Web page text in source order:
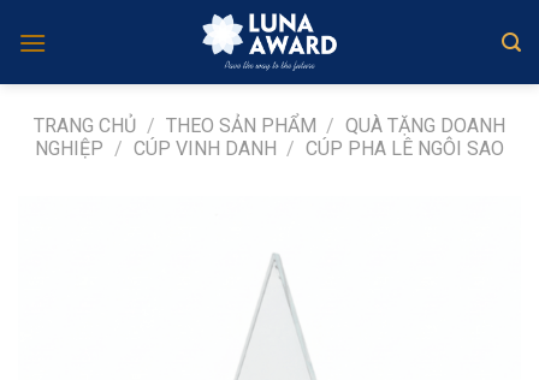
TRANG CHỦ / THEO SẢN PHẨM / QUÀ TẶNG DOANH
NGHIỆP / CÚP VINH DANH / CÚP PHA LÊ NGÔI SAO